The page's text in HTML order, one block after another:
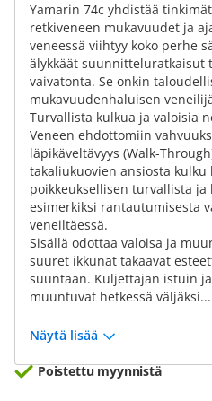
Yamarin 74c yhdistää
retkiveneen mukavuudet ja
veneessä viihtyy koko perhe
älykkäät suunnitteluratkaisut
vaivatonta. Se onkin
mukavuudenhaluisen
Turvallista kulkua ja valoisia
Veneen ehdottomiin
läpikäveltävyys (Walk-
takaliukuovien ansiosta kulku
poikkeuksellisen turvallista ja
esimerkiksi rantautumisesta
veneiltäessä.
Sisällä odottaa valoisa ja
suuret ikkunat takaavat
suuntaan. Kuljettajan istuin
muuntuvat hetkessä väljäksi...
Näytä lisää
Poistettu myynnistä